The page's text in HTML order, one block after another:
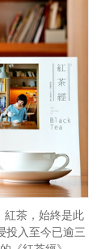
紅茶，始終是此
入至今已逾三